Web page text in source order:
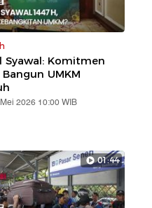
Syawal: Komitmen
Bangun UMKM
2026 10:00 WIB
01:44